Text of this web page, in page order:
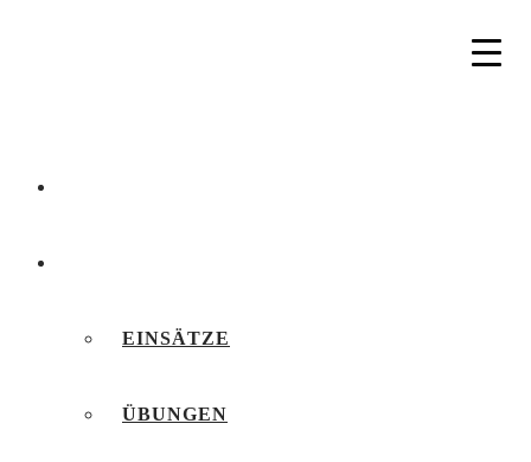
EINSÄTZE
ÜBUNGEN